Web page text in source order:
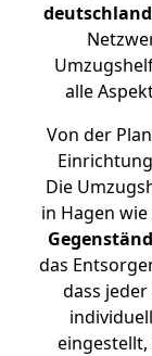
alle
Von der
Die
in Hagen wie
das
dass